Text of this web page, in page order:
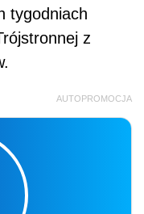
tygodniach
z
AUTOPROMOCJA